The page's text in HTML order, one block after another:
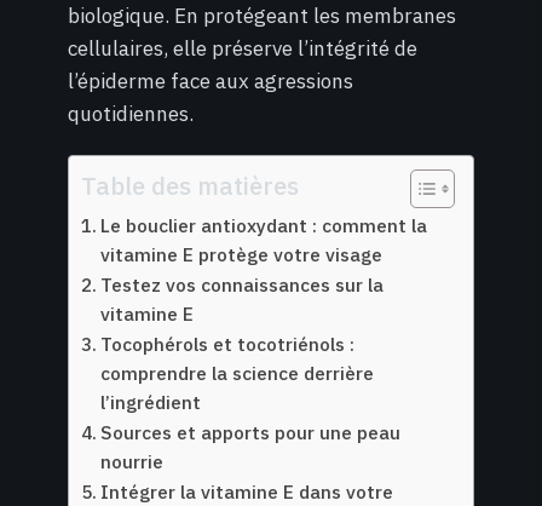
biologique. En protégeant les membranes
cellulaires, elle préserve l’intégrité de
l’épiderme face aux agressions
quotidiennes.
Table des matières
Le bouclier antioxydant : comment la
vitamine E protège votre visage
Testez vos connaissances sur la
vitamine E
Tocophérols et tocotriénols :
comprendre la science derrière
l’ingrédient
Sources et apports pour une peau
nourrie
Intégrer la vitamine E dans votre